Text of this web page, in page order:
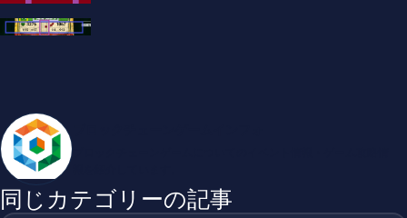
同じカテゴリーの記事